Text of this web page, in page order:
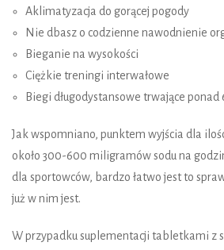
Aklimatyzacja do gorącej pogody
Nie dbasz o codzienne nawodnienie
Bieganie na wysokości
Ciężkie treningi interwałowe
Biegi długodystansowe trwające
Jak wspomniano, punktem wyjścia dla
około 300-600 miligramów sodu na
dla sportowców, bardzo łatwo jest to
już w nim jest.
W przypadku suplementacji tabletkami z